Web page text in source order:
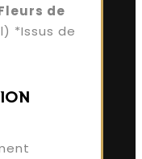
de
*Issus de